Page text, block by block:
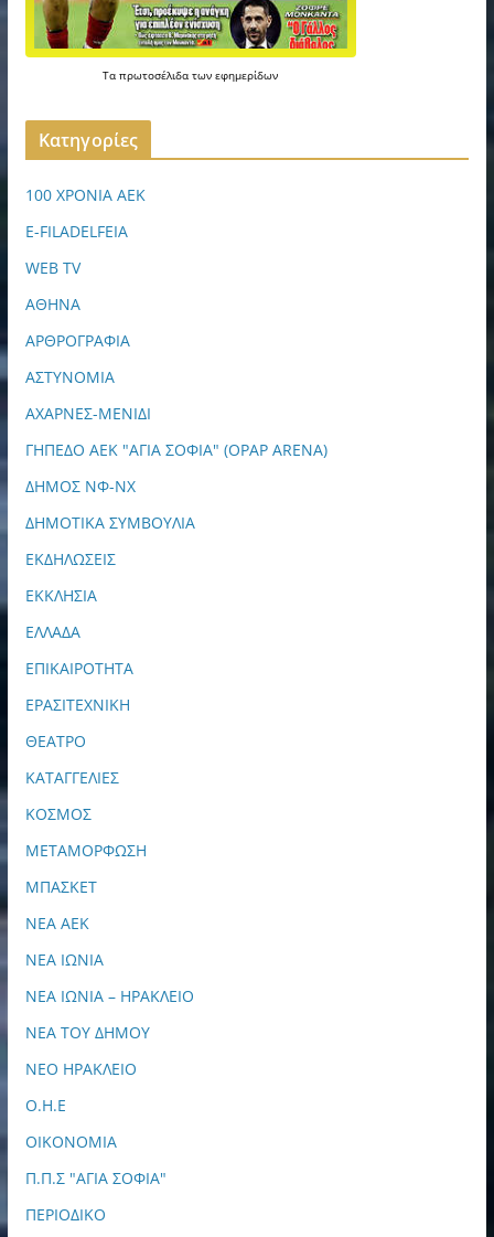
Ταπρωτοσέλιδατωνεφημερίδων
Kατηγορίες
100 ΧΡΟΝΙΑ ΑΕΚ
E-FILADELFEIA
WEB TV
ΑΘΗΝΑ
ΑΡΘΡΟΓΡΑΦΙΑ
ΑΣΤΥΝΟΜΙΑ
ΑΧΑΡΝΕΣ-ΜΕΝΙΔΙ
ΓΗΠΕΔΟ ΑΕΚ "ΑΓΙΑ ΣΟΦΙΑ" (OPAP ARENA)
ΔΗΜΟΣ ΝΦ-ΝΧ
ΔΗΜΟΤΙΚΑ ΣΥΜΒΟΥΛΙΑ
ΕΚΔΗΛΩΣΕΙΣ
ΕΚΚΛΗΣΙΑ
ΕΛΛΑΔΑ
ΕΠΙΚΑΙΡΟΤΗΤΑ
ΕΡΑΣΙΤΕΧΝΙΚΗ
ΘΕΑΤΡΟ
ΚΑΤΑΓΓΕΛΙΕΣ
ΚΟΣΜΟΣ
ΜΕΤΑΜΟΡΦΩΣΗ
ΜΠΑΣΚΕΤ
ΝΕΑ ΑΕΚ
ΝΕΑ ΙΩΝΙΑ
ΝΕΑ ΙΩΝΙΑ – ΗΡΑΚΛΕΙΟ
ΝΕΑ ΤΟΥ ΔΗΜΟΥ
ΝΕΟ ΗΡΑΚΛΕΙΟ
Ο.Η.Ε
ΟΙΚΟΝΟΜΙΑ
Π.Π.Σ "ΑΓΙΑ ΣΟΦΙΑ"
ΠΕΡΙΟΔΙΚΟ